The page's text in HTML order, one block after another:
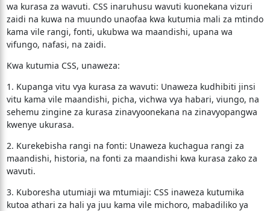
wa kurasa za wavuti. CSS inaruhusu wavuti kuonekana vizuri
zaidi na kuwa na muundo unaofaa kwa kutumia mali za mtindo
kama vile rangi, fonti, ukubwa wa maandishi, upana wa
vifungo, nafasi, na zaidi.
Kwa kutumia CSS, unaweza:
1. Kupanga vitu vya kurasa za wavuti: Unaweza kudhibiti jinsi
vitu kama vile maandishi, picha, vichwa vya habari, viungo, na
sehemu zingine za kurasa zinavyoonekana na zinavyopangwa
kwenye ukurasa.
2. Kurekebisha rangi na fonti: Unaweza kuchagua rangi za
maandishi, historia, na fonti za maandishi kwa kurasa zako za
wavuti.
3. Kuboresha utumiaji wa mtumiaji: CSS inaweza kutumika
kutoa athari za hali ya juu kama vile michoro, mabadiliko ya